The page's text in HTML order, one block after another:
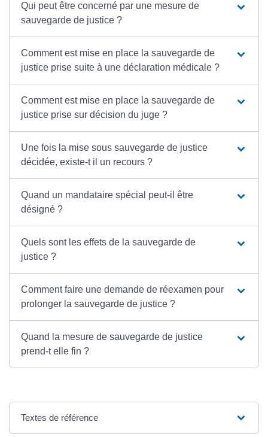
Qui peut être concerné par une mesure de
sauvegarde de justice ?
Comment est mise en place la sauvegarde de
justice prise suite à une déclaration médicale ?
Comment est mise en place la sauvegarde de
justice prise sur décision du juge ?
Une fois la mise sous sauvegarde de justice
décidée, existe-t il un recours ?
Quand un mandataire spécial peut-il être
désigné ?
Quels sont les effets de la sauvegarde de
justice ?
Comment faire une demande de réexamen pour
prolonger la sauvegarde de justice ?
Quand la mesure de sauvegarde de justice
prend-t elle fin ?
Textes de référence